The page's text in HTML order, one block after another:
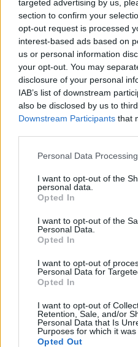
targeted advertising by us,
section to confirm your
opt-out request is processed
interest-based ads based on
us or personal information
your opt-out. You may
disclosure of your personal
IAB’s list of downstream
also be disclosed by us to
Downstream Participants that
Please note that this website/
not limited to your visit or
grant or deny consent to
use your data for below
consent section.
Personal Data
I want to opt-out of the
personal data.
Opted In
I want to opt-out of the
Personal Data.
Opted In
I want to opt-out of
Personal Data for
Opted In
I want to opt-out of
Retention, Sale, and/or
Personal Data that Is
Purposes for which it was
Opted Out
οργανωμένοι όταν
Θα μου άρεσε να παίζαμε
σε όλο το ματς. Ήταν
κάρτα», δήλωσε ο Τσάβι